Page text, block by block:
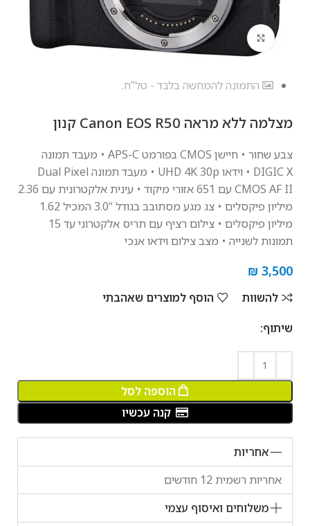
לחץ להגדלה
התמונה להמחשה בלבד - טל"ח.
מצלמה ‏ללא מראה Canon EOS R50 קנון
צבע שחור • חיישן CMOS בפורמט APS-C • מעבד תמונה
DIGIC X • וידאו UHD 4K 30p • מעבד תמונה Dual Pixel
CMOS AF II עם 651 אזורי מיקוד • עינית אלקטרונית עם 2.36
מיליון פיקסלים • צג מגע מסתובב בגודל “3.0 המכיל 1.62
מיליון פיקסלים • צילום רציף עם תריס אלקטרוני עד 15
תמונות לשנייה • מצב צילום וידאו אנכי
₪ 3,500
להשוות
הוסף למוצרים שאהבתי
שיתוף:
הוספה לסל
קנה עכשיו
אחריות
אחריות רשמית 12 חודשים
משלוחים ואיסוף עצמי